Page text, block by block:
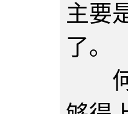
主要
了。
何